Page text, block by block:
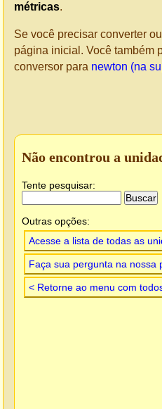
métricas.
Se você precisar converter
página inicial. Você também
conversor para newton (na
Não encontrou a
Tente pesquisar:
Outras opções:
Acesse a lista de todas as
Faça sua pergunta na nossa
< Retorne ao menu com